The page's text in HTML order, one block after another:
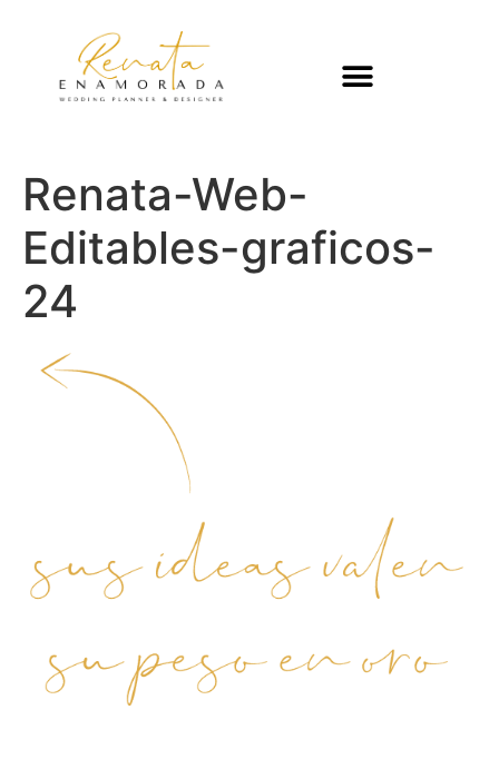
Renata-Web-
Editables-graficos-
24